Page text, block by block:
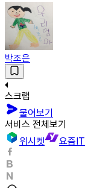
박조은
스크랩
물어보기
서비스 전체보기
위시켓
요즘IT